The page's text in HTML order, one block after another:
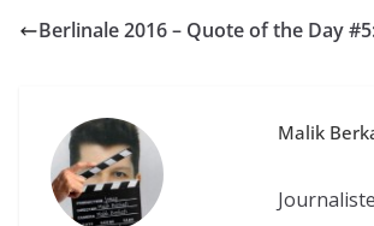
Berlinale 2016 – Quote of the Day
Malik